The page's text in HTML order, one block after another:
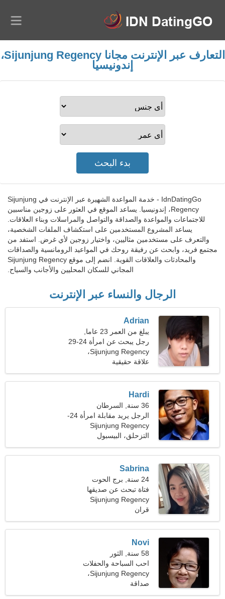
التعارف عبر الإنترنت مجانا Sijunjung Regency،
إندونيسيا
IdnDatingGo - خدمة المواعدة الشهيرة عبر الإنترنت في Sijunjung
Regency، إندونيسيا. يساعد الموقع في العثور على زوجين مناسبين
للاجتماعات والمواعدة والصداقة والتواصل والمراسلات وبناء العلاقات.
يساعد المشروع المستخدمين على استكشاف الملفات الشخصية،
والتعرف على مستخدمين مثاليين، واختيار زوجين لأي غرض. استفد من
مجتمع فريد، وابحث عن رفيقة روحك في المواعيد الرومانسية والصداقات
والمحادثات والعلاقات القوية. انضم إلى موقع Sijunjung Regency
المجاني للسكان المحليين والأجانب والسياح.
الرجال والنساء عبر الإنترنت
Adrian
يبلغ من العمر 23 عاما,
الميزان
رجل يبحث عن امرأة 24-29
Sijunjung Regency،
إندونيسيا
علاقة حقيقية
Hardi
36 سنة, السرطان
الرجل يريد مقابلة امرأة 24-
31
Sijunjung Regency
التزحلق، البيسبول
Sabrina
24 سنة, برج الحوت
فتاة تبحث عن صديقها
Sijunjung Regency
قران
Novi
58 سنة, الثور
احب السباحة والحفلات
الموسيقية
Sijunjung Regency،
إندونيسيا
صداقة